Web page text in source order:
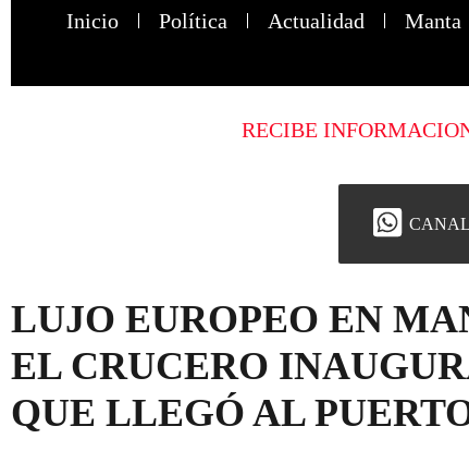
Inicio Política Actualidad Manta
RECIBE
CANAL
LUJO EUROPEO EN
EL CRUCERO
QUE LLEGÓ AL